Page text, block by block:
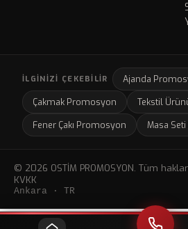
İLGINIZI ÇEKEBILIR
Ajanda
Çakmak Promosyon
Tekstil
Fener Çakı Promosyon
Masa
© 2026 OSTİM PROMOSYON. Tüm
KVKK
Ankara · TR